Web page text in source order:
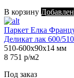
В корзину Добавлен
Паркет Елка
Деликат лак 600/
510-600х90х14 мм
8 751 р/м2
Под заказ